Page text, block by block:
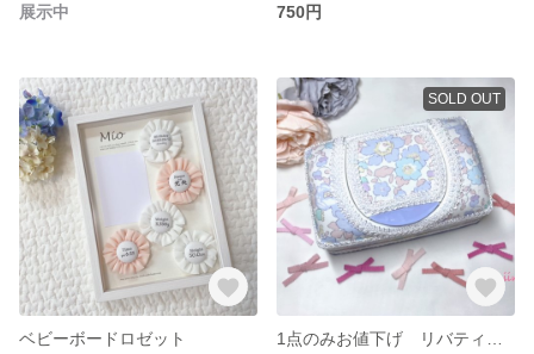
展示中
750円
ベビーボードロゼット
SOLD OUT